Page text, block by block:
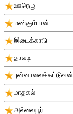
ஊரெழு
மண்கும்பான்
இடைக்காடு
தாவடி
புன்னாலைக்கட்டுவன்
மாதகல்
அல்லையூர்